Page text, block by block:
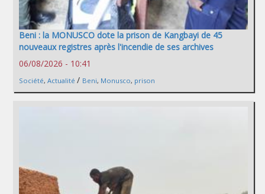
Beni : la MONUSCO dote la prison de Kangbayi de 45
nouveaux registres après l'incendie de ses archives
06/08/2026 - 10:41
Société, Actualité / Beni, Monusco, prison